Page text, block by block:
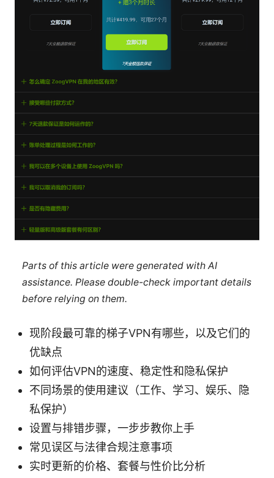
Parts of this article were generated with AI
assistance. Please double-check important details
before relying on them.
现阶段最可靠的梯子VPN有哪些，以及它们的
优缺点
如何评估VPN的速度、稳定性和隐私保护
不同场景的使用建议（工作、学习、娱乐、隐
私保护）
设置与排错步骤，一步步教你上手
常见误区与法律合规注意事项
实时更新的价格、套餐与性价比分析